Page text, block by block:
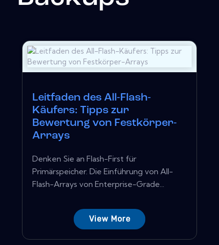
Leitfaden des All-Flash-
Käufers: Tipps zur
Bewertung von Festkörper-
Arrays
Denken Sie an Flash-First für
Primärspeicher. Die Einführung von All-
Flash-Arrays von Enterprise-Grade...
View More